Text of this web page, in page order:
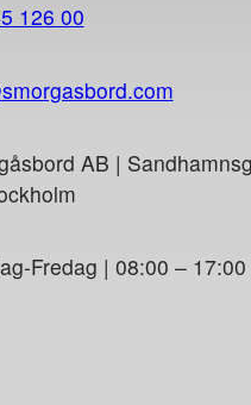
126 00
AB |
Fredag | 08:00 – 17:00